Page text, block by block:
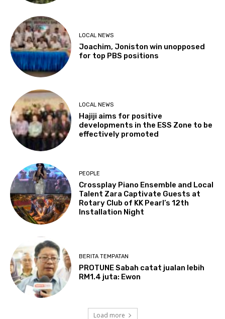
LOCAL NEWS
Joachim, Joniston win unopposed
for top PBS positions
LOCAL NEWS
Hajiji aims for positive
developments in the ESS Zone to be
effectively promoted
PEOPLE
Crossplay Piano Ensemble and Local
Talent Zara Captivate Guests at
Rotary Club of KK Pearl’s 12th
Installation Night
BERITA TEMPATAN
PROTUNE Sabah catat jualan lebih
RM1.4 juta: Ewon
Load more